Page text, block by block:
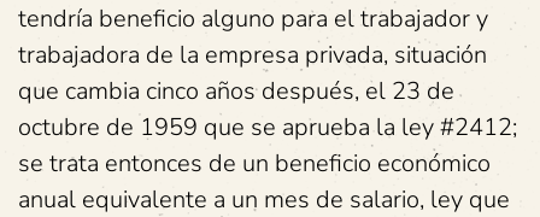
tendría beneficio alguno para el trabajador y
trabajadora de la empresa privada, situación
que cambia cinco años después, el 23 de
octubre de 1959 que se aprueba la ley #2412;
se trata entonces de un beneficio económico
anual equivalente a un mes de salario, ley que